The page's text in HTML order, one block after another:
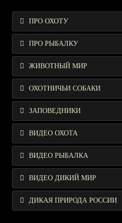
ПРО ОХОТУ
ПРО РЫБАЛКУ
ЖИВОТНЫЙ МИР
ОХОТНИЧЬИ СОБАКИ
ЗАПОВЕДНИКИ
ВИДЕО ОХОТА
ВИДЕО РЫБАЛКА
ВИДЕО ДИКИЙ МИР
ДИКАЯ ПРИРОДА РОССИИ